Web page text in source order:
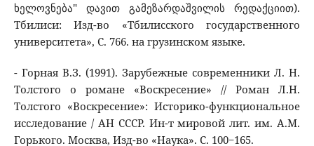
ხელოვნება" დავით გამეზარდაშვილის რედაქციით).
Тбилиси: Изд-во «Тбилисского государственного
университета», С. 766. на грузинском языке.
- Горная В.З. (1991). Зарубежные современники Л. Н.
Толстого о романе «Воскресение» // Роман Л.Н.
Толстого «Воскресение»: Историко-функциональное
исследование / АН СССР. Ин-т мировой лит. им. А.М.
Горького. Москва, Изд-во «Наука». С. 100−165.